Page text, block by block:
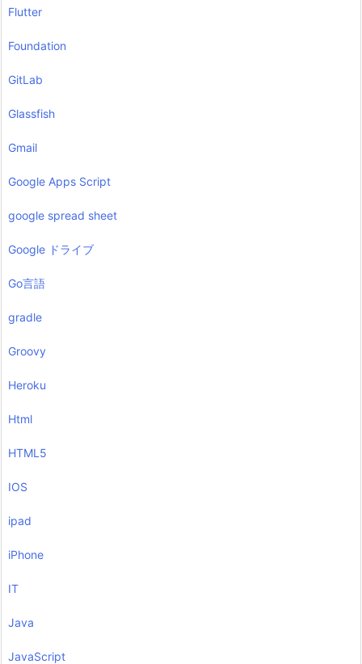
Flutter
Foundation
GitLab
Glassfish
Gmail
Google Apps Script
google spread sheet
Google ドライブ
Go言語
gradle
Groovy
Heroku
Html
HTML5
IOS
ipad
iPhone
IT
Java
JavaScript